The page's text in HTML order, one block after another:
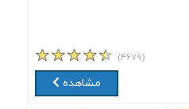
(۴۶۷۹)
مشاهده